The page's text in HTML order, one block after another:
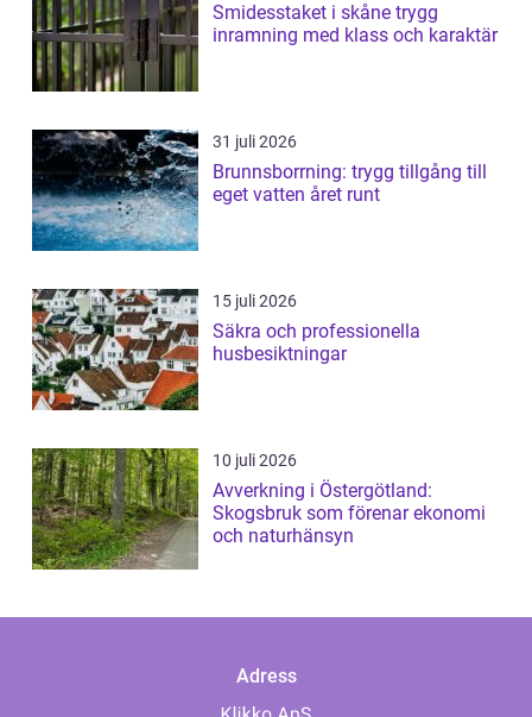
Smidesstaket i skåne trygg
inramning med klass och karaktär
31 juli 2026
Brunnsborrning: trygg tillgång till
eget vatten året runt
15 juli 2026
Säkra och professionella
husbesiktningar
10 juli 2026
Avverkning i Östergötland:
Skogsbruk som förenar ekonomi
och naturhänsyn
Adress